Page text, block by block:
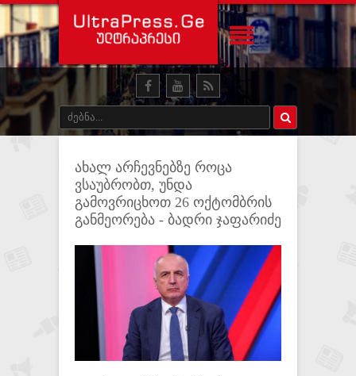
ახალ არჩევნებზე როცა
ვსაუბრობთ, უნდა
გამოვრიცხოთ 26 ოქტომბრის
განმეორება - ბადრი ჯაფარიძე